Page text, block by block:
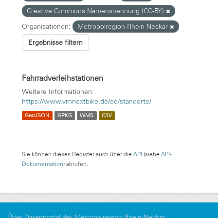
Creative Commons Namensnennung (CC-BY)
Organisationen:
Metropolregion Rhein-Neckar
Ergebnisse filtern
Fahrradverleihstationen
Weitere Informationen:
https://www.vrnnextbike.de/de/standorte/
GeoJSON GPKG WMS CSV
Sie können dieses Register auch über die API (siehe API-
Dokumentation) abrufen.